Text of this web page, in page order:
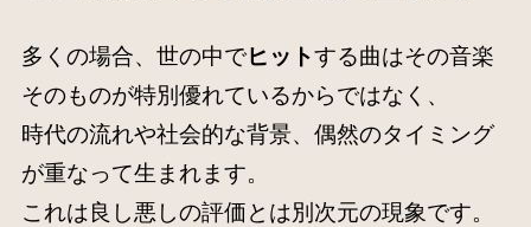
多くの場合、世の中でヒットする曲はその音楽
そのものが特別優れているからではなく、
時代の流れや社会的な背景、偶然のタイミング
が重なって生まれます。
これは良し悪しの評価とは別次元の現象です。